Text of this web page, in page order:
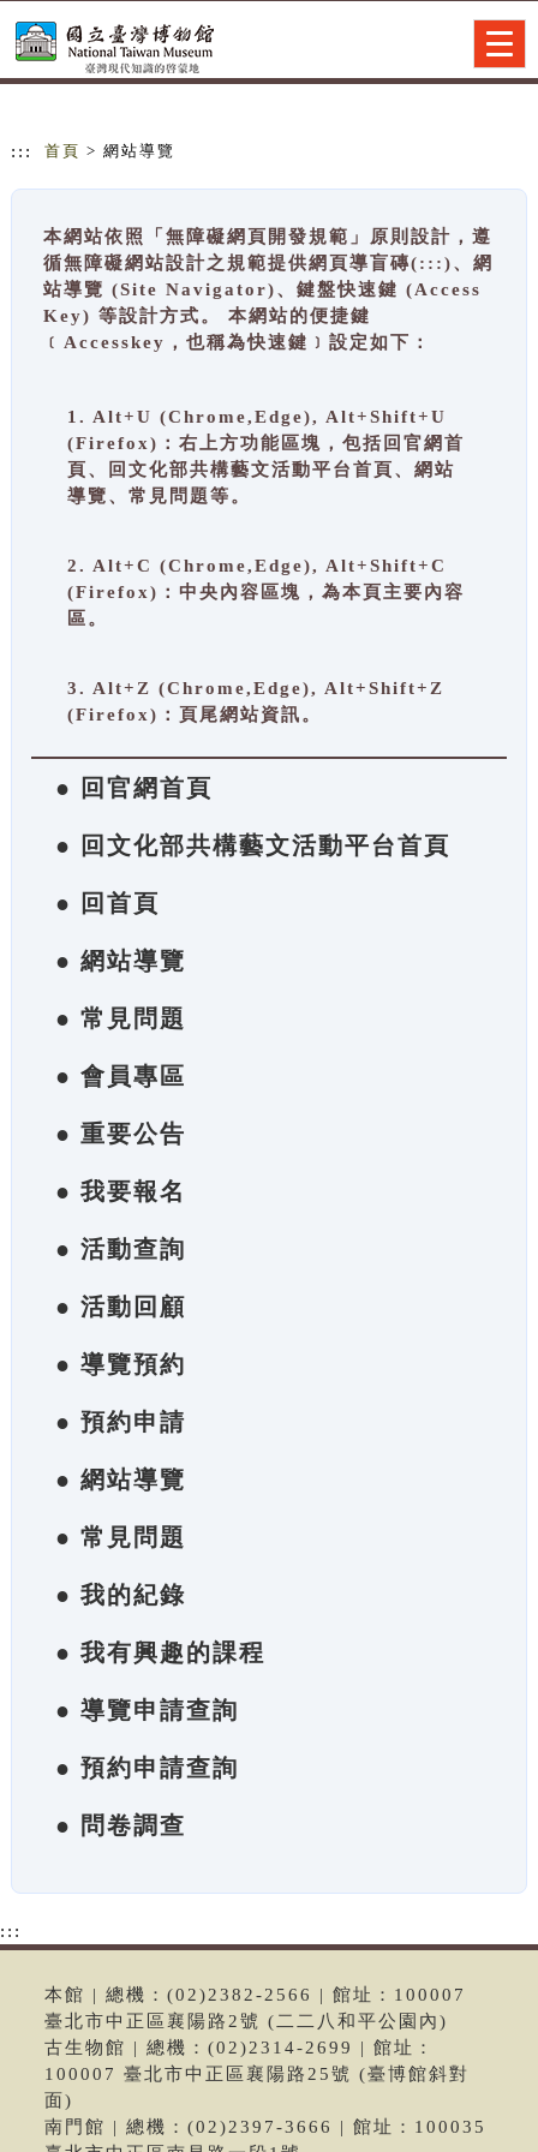
::: 首頁 > 網站導覽
本網站依照「無障礙網頁開發規範」原則設計，遵
循無障礙網站設計之規範提供網頁導盲磚(:::)、網
站導覽 (Site Navigator)、鍵盤快速鍵 (Access
Key) 等設計方式。 本網站的便捷鍵
﹝Accesskey，也稱為快速鍵﹞設定如下：
1. Alt+U (Chrome,Edge), Alt+Shift+U
(Firefox)：右上方功能區塊，包括回官網首
頁、回文化部共構藝文活動平台首頁、網站
導覽、常見問題等。
2. Alt+C (Chrome,Edge), Alt+Shift+C
(Firefox)：中央內容區塊，為本頁主要內容
區。
3. Alt+Z (Chrome,Edge), Alt+Shift+Z
(Firefox)：頁尾網站資訊。
● 回官網首頁
● 回文化部共構藝文活動平台首頁
● 回首頁
● 網站導覽
● 常見問題
● 會員專區
● 重要公告
● 我要報名
● 活動查詢
● 活動回顧
● 導覽預約
● 預約申請
● 網站導覽
● 常見問題
● 我的紀錄
● 我有興趣的課程
● 導覽申請查詢
● 預約申請查詢
● 問卷調查
:::
本館 | 總機：(02)2382-2566 | 館址：100007
臺北市中正區襄陽路2號 (二二八和平公園內)
古生物館 | 總機：(02)2314-2699 | 館址：
100007 臺北市中正區襄陽路25號 (臺博館斜對
面)
南門館 | 總機：(02)2397-3666 | 館址：100035